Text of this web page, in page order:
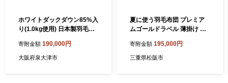
ホワイトダックダウン85%入
り(1.0kg使用) 日本製羽毛掛
イズ(約150×210cm) ピンク
色 NUF-2750[1173]
寄附金額 190,000円
大阪府泉大津市
夏に使う羽毛布団 プレミア
ムゴールドラベル 薄掛け ダ
産グース93％ 日本羽毛製品
共同組合品質推奨ラベル付き
寄附金額 195,000円
三重県松阪市